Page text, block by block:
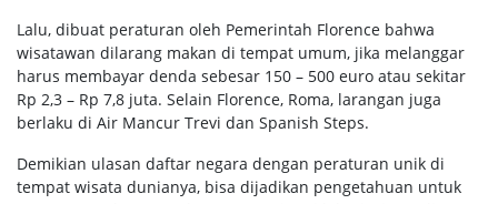
Lalu, dibuat peraturan oleh Pemerintah Florence bahwa
wisatawan dilarang makan di tempat umum, jika melanggar
harus membayar denda sebesar 150 – 500 euro atau sekitar
Rp 2,3 – Rp 7,8 juta. Selain Florence, Roma, larangan juga
berlaku di Air Mancur Trevi dan Spanish Steps.
Demikian ulasan daftar negara dengan peraturan unik di
tempat wisata dunianya, bisa dijadikan pengetahuan untuk